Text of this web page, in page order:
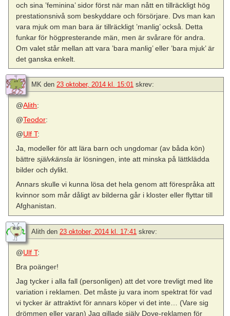
och sina ’feminina’ sidor först när man nått en tillräckligt hög
prestationsnivå som beskyddare och försörjare. Dvs man kan
vara mjuk om man bara är tillräckligt ’manlig’ också. Detta
funkar för högpresterande män, men är svårare för andra.
Om valet står mellan att vara ’bara manlig’ eller ’bara mjuk’ är
det ganska enkelt.
MK den 23 oktober, 2014 kl. 15:01 skrev:
@Alith:
@Teodor:
@Ulf T:
Ja, modeller för att lära barn och ungdomar (av båda kön)
bättresjälvkänslaär lösningen, inte att minska på lättklädda
bilder och dylikt.
Annars skulle vi kunna lösa det hela genom att förespråka att
kvinnor som mår dåligt av bilderna går i kloster eller flyttar till
Afghanistan.
Alith den 23 oktober, 2014 kl. 17:41 skrev:
@Ulf T:
Bra poänger!
Jag tycker i alla fall (personligen) att det vore trevligt med lite
variation i reklamen. Det måste ju vara inom spektrat för vad
vi tycker är attraktivt för annars köper vi det inte… (Vare sig
drömmen eller varan) Jag gillade själv Dove-reklamen för